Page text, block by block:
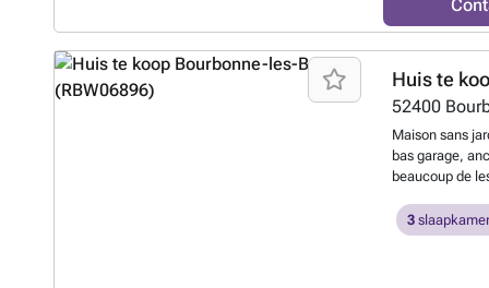
Ici aussi, les
chambre, se
étage
dêtre
dispose
complété par
peut être
de vacances
Huis te
52400
Maison sans
bas garage,
beaucoup de
chambres a
habiter.Meer
3